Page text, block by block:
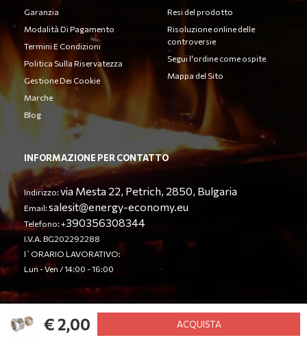
€ 2,00 ACQUISTA
Garanzia
Modalità Di Pagamento
Termini E Condizioni
Politica Sulla Riservatezza
Gestione Dei Cookie
Marche
Blog
Resi del prodotto
Risoluzione online delle
controversie
Segui l'ordine come ospite
Mappa del Sito
INFORMAZIONE PER CONTATTO
Indirizzo:via Mesta 22, Petrich, 2850, Bulgaria
Email:salesit@energy-economy.eu
Telefono: +390356308344
I.V.A. BG202292288
l`ORARIO LAVORATIVO:
Lun - Ven / 14:00 - 16:00
© Energy Economy LTD 2023. Tutti i diritti riservati.